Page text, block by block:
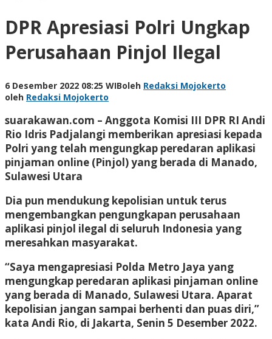
DPR Apresiasi Polri Ungkap
Perusahaan Pinjol Ilegal
6 Desember 2022 08:25 WIBoleh Redaksi Mojokerto
oleh Redaksi Mojokerto
suarakawan.com – Anggota Komisi III DPR RI Andi
Rio Idris Padjalangi memberikan apresiasi kepada
Polri yang telah mengungkap peredaran aplikasi
pinjaman online (Pinjol) yang berada di Manado,
Sulawesi Utara
Dia pun mendukung kepolisian untuk terus
mengembangkan pengungkapan perusahaan
aplikasi pinjol ilegal di seluruh Indonesia yang
meresahkan masyarakat.
“Saya mengapresiasi Polda Metro Jaya yang
mengungkap peredaran aplikasi pinjaman online
yang berada di Manado, Sulawesi Utara. Aparat
kepolisian jangan sampai berhenti dan puas diri,”
kata Andi Rio, di Jakarta, Senin 5 Desember 2022.